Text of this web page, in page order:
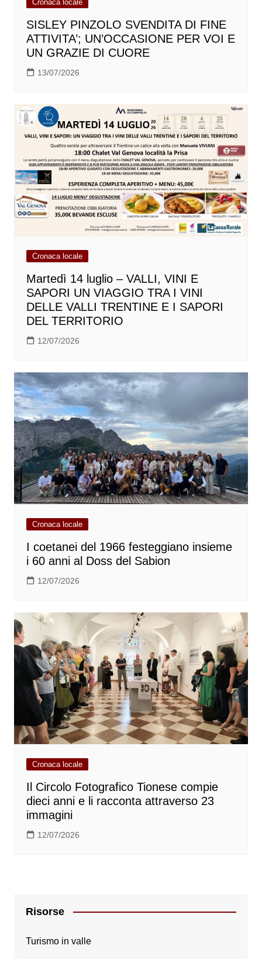
Cronaca locale
SISLEY PINZOLO SVENDITA DI FINE
ATTIVITA’; UN’OCCASIONE PER VOI E
UN GRAZIE DI CUORE
13/07/2026
Cronaca locale
Martedì 14 luglio – VALLI, VINI E
SAPORI UN VIAGGIO TRA I VINI
DELLE VALLI TRENTINE E I SAPORI
DEL TERRITORIO
12/07/2026
Cronaca locale
I coetanei del 1966 festeggiano insieme
i 60 anni al Doss del Sabion
12/07/2026
Cronaca locale
Il Circolo Fotografico Tionese compie
dieci anni e li racconta attraverso 23
immagini
12/07/2026
Risorse
Turismo in valle